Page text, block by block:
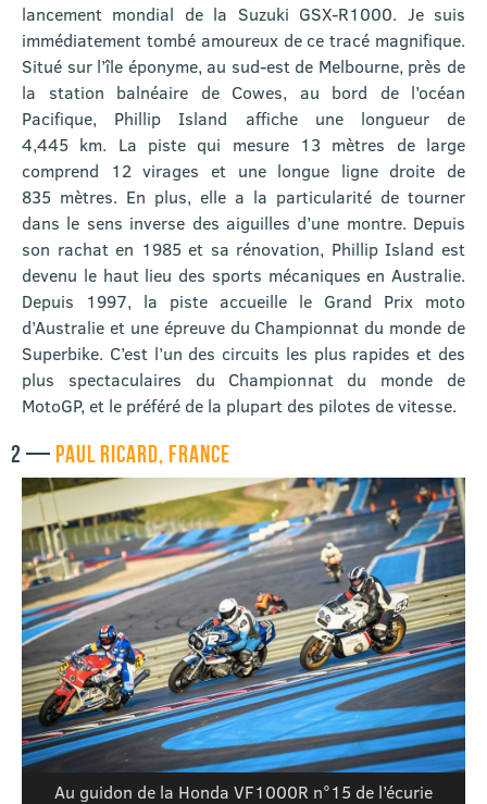
lancement mondial de la Suzuki GSX-R1000. Je suis
immédiatement tombé amoureux de ce tracé magnifique.
Situé sur l’île éponyme, au sud-est de Melbourne, près de
la station balnéaire de Cowes, au bord de l’océan
Pacifique, Phillip Island affiche une longueur de
4,445 km. La piste qui mesure 13 mètres de large
comprend 12 virages et une longue ligne droite de
835 mètres. En plus, elle a la particularité de tourner
dans le sens inverse des aiguilles d’une montre. Depuis
son rachat en 1985 et sa rénovation, Phillip Island est
devenu le haut lieu des sports mécaniques en Australie.
Depuis 1997, la piste accueille le Grand Prix moto
d’Australie et une épreuve du Championnat du monde de
Superbike. C’est l’un des circuits les plus rapides et des
plus spectaculaires du Championnat du monde de
MotoGP, et le préféré de la plupart des pilotes de vitesse.
2 — PAUL RICARD, FRANCE
Au guidon de la Honda VF1000R n°15 de l’écurie